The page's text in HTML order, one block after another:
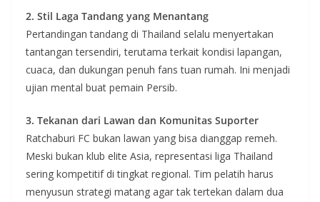
2. Stil Laga Tandang yang Menantang
Pertandingan tandang di Thailand selalu menyertakan
tantangan tersendiri, terutama terkait kondisi lapangan,
cuaca, dan dukungan penuh fans tuan rumah. Ini menjadi
ujian mental buat pemain Persib.
3. Tekanan dari Lawan dan Komunitas Suporter
Ratchaburi FC bukan lawan yang bisa dianggap remeh.
Meski bukan klub elite Asia, representasi liga Thailand
sering kompetitif di tingkat regional. Tim pelatih harus
menyusun strategi matang agar tak tertekan dalam dua